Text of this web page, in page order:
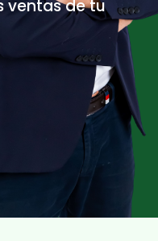
ventas de tu